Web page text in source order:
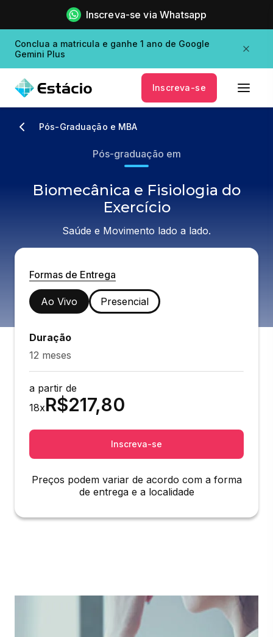
Inscreva-se via Whatsapp
Conclua a matricula e ganhe 1 ano de Google
Gemini Plus
Inscreva-se
Pós-Graduação e MBA
Pós-graduação em
Biomecânica e Fisiologia do
Exercício
Saúde e Movimento lado a lado.
Formas de Entrega
Ao Vivo Presencial
Duração
12 meses
a partir de
18xR$217,80
Inscreva-se
Preços podem variar de acordo com a forma
de entrega e a localidade